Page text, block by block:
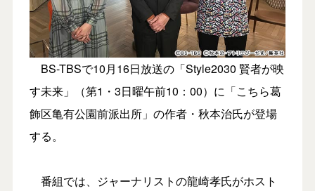
BS-TBSで10月16日放送の「Style2030 賢者が映
す未来」（第1・3日曜午前10：00）に「こちら葛
飾区亀有公園前派出所」の作者・秋本治氏が登場
する。
番組では、ジャーナリストの龍崎孝氏がホスト